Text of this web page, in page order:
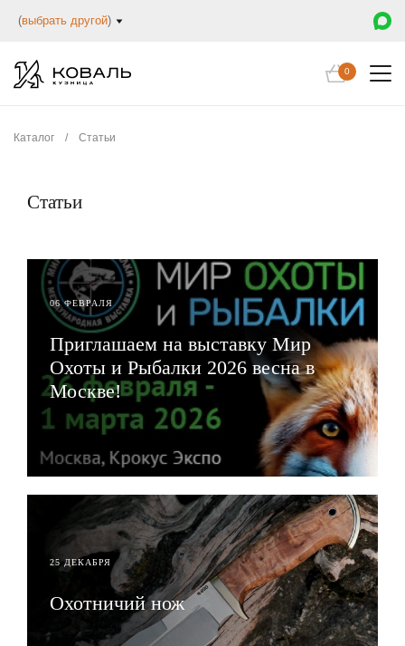
(выбрать другой)
0
Каталог / Статьи
Статьи
06 ФЕВРАЛЯ
Приглашаем на выставку Мир
Охоты и Рыбалки 2026 весна в
Москве!
25 ДЕКАБРЯ
Охотничий нож